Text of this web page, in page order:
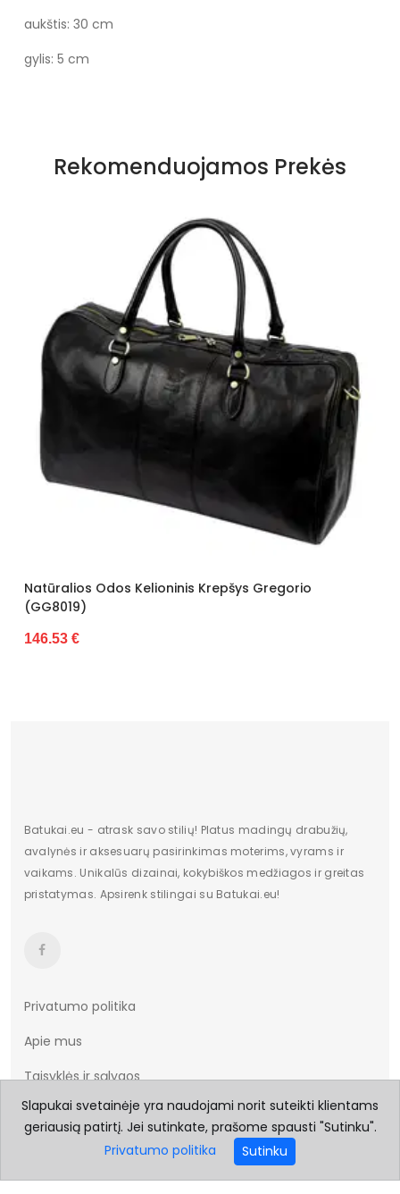
aukštis: 30 cm
gylis: 5 cm
Nauja
Vyrams
Rekomenduojamos Prekės
Krepšys Gregorio Portfelis Camilla
Batukai.eu - atrask savo stilių! Platus madingų drabužių,
avalynės ir aksesuarų pasirinkimas moterims, vyrams ir
vaikams. Unikalūs dizainai, kokybiškos medžiagos ir greitas
pristatymas. Apsirenk stilingai su Batukai.eu!
Privatumo politika
Apie mus
Taisyklės ir sąlygos
Prekių pristatymas
Prekių grąžinimas
Dydžių lentelė
Slapukai svetainėje yra naudojami norit suteikti klientams
geriausią patirtį. Jei sutinkate, prašome spausti "Sutinku".
Privatumo politika
Sutinku